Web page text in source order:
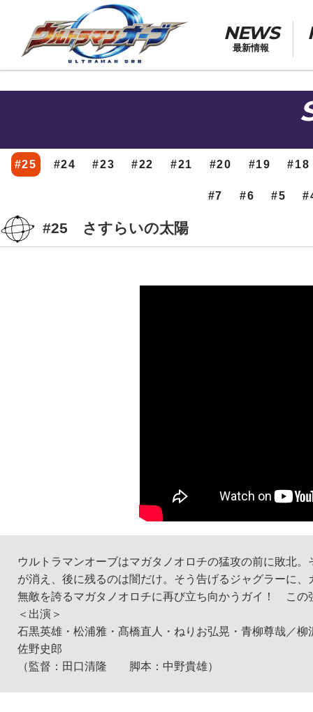
NEWS
最新情報
#25 #24 #23 #22 #21 #20 #19 #18
#7 #6 #5
#25 さすらいの太陽
ウルトラマンオーブはマガタノオロチの猛攻の前に敗北
が消え、後に残るのは闇だけ。そう告げるジャグラーに
無敵を誇るマガタノオロチに再び立ち向かうガイ！ こ
＜出演＞
石黒英雄・松浦雅・髙橋直人・ねりお弘晃・青柳尊哉／柳
佐野史郎
（監督：田口清隆 脚本：中野貴雄）